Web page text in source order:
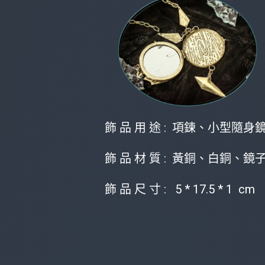
飾 品 用 途 : 項鍊、小型隨身
飾 品 材 質 : 黃銅、白銅、鏡
飾 品 尺 寸 : 5 * 17.5 * 1 cm